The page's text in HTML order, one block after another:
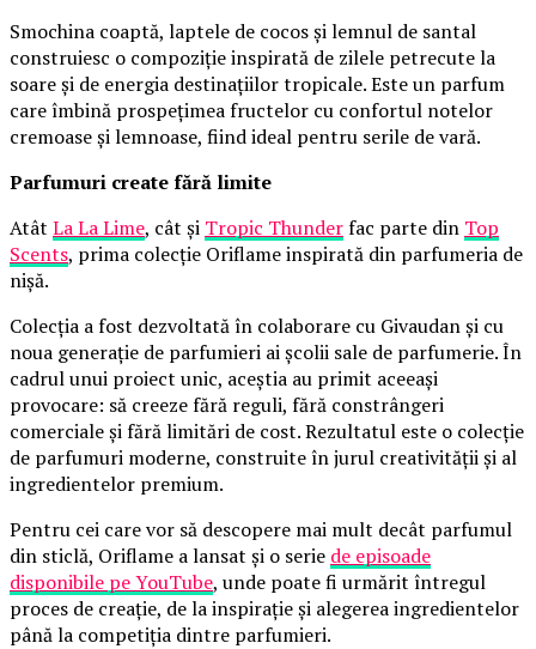
Smochina coaptă, laptele de cocos și lemnul de santal
construiesc o compoziție inspirată de zilele petrecute la
soare și de energia destinațiilor tropicale. Este un parfum
care îmbină prospețimea fructelor cu confortul notelor
cremoase și lemnoase, fiind ideal pentru serile de vară.
Parfumuri create fără limite
Atât La La Lime, cât și Tropic Thunderfac parte din Top
Scents, prima colecție Oriflame inspirată din parfumeria de
nișă.
Colecția a fost dezvoltată în colaborare cu Givaudan și cu
noua generație de parfumieri ai școlii sale de parfumerie. În
cadrul unui proiect unic, aceștia au primit aceeași
provocare: să creeze fără reguli, fără constrângeri
comerciale și fără limitări de cost. Rezultatul este o colecție
de parfumuri moderne, construite în jurul creativității și al
ingredientelor premium.
Pentru cei care vor să descopere mai mult decât parfumul
din sticlă, Oriflame a lansat și o serie de episoade
disponibile pe YouTube, unde poate fi urmărit întregul
proces de creație, de la inspirație și alegerea ingredientelor
până la competiția dintre parfumieri.